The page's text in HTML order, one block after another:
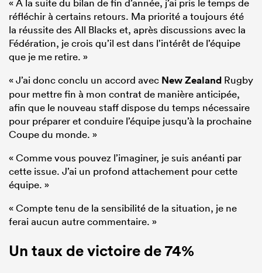
« À la suite du bilan de fin d’année, j’ai pris le temps de
réfléchir à certains retours. Ma priorité a toujours été
la réussite des All Blacks et, après discussions avec la
Fédération, je crois qu’il est dans l’intérêt de l’équipe
que je me retire. »
« J’ai donc conclu un accord avec New Zealand Rugby
pour mettre fin à mon contrat de manière anticipée,
afin que le nouveau staff dispose du temps nécessaire
pour préparer et conduire l’équipe jusqu’à la prochaine
Coupe du monde. »
« Comme vous pouvez l’imaginer, je suis anéanti par
cette issue. J’ai un profond attachement pour cette
équipe. »
« Compte tenu de la sensibilité de la situation, je ne
ferai aucun autre commentaire. »
Un taux de victoire de 74%